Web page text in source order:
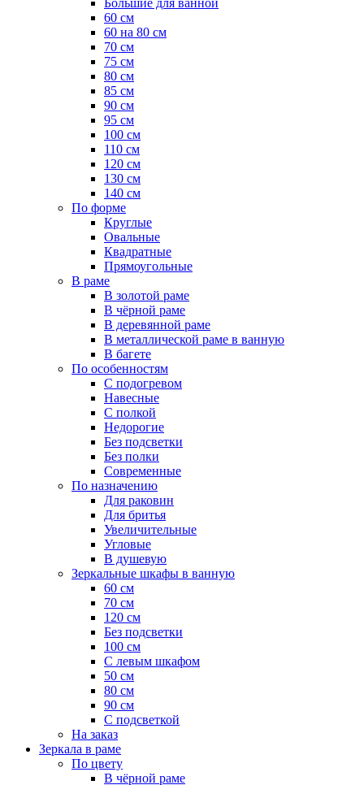
Большие для ванной
60 см
60 на 80 см
70 см
75 см
80 см
85 см
90 см
95 см
100 см
110 см
120 см
130 см
140 см
По форме
Круглые
Овальные
Квадратные
Прямоугольные
В раме
В золотой раме
В чёрной раме
В деревянной раме
В металлической раме в ванную
В багете
По особенностям
С подогревом
Навесные
С полкой
Недорогие
Без подсветки
Без полки
Современные
По назначению
Для раковин
Для бритья
Увеличительные
Угловые
В душевую
Зеркальные шкафы в ванную
60 см
70 см
120 см
Без подсветки
100 см
С левым шкафом
50 см
80 см
90 см
С подсветкой
На заказ
Зеркала в раме
По цвету
В чёрной раме